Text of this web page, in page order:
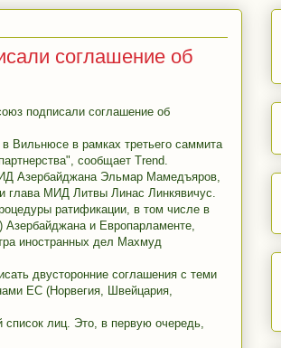
соглашение об
подписали соглашение об
Вильнюсе в рамках третьего саммита
сообщает Trend.
Азербайджана Эльмар Мамедъяров,
МИД Литвы Линас Линкявичус.
ратификации, в том числе в
и Европарламенте,
иностранных дел Махмуд
двусторонние соглашения с теми
ЕС (Норвегия, Швейцария,
список лиц. Это, в первую очередь,